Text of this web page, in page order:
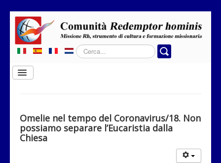
Cerca...
Cambia
Chi siamo
Dove operiamo
Omelie nel tempo del Coronavirus/18. Non
possiamo separare l’Eucaristia dalla
Chiesa